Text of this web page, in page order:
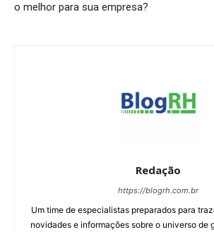
o melhor para sua empresa?
Redação
https://blogrh.com.br
Um time de especialistas preparados para
novidades e informações sobre o universo de